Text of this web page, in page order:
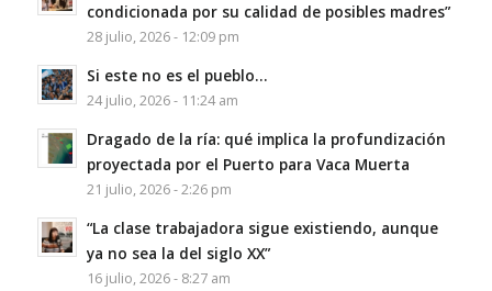
condicionada por su calidad de posibles madres”
28 julio, 2026 - 12:09 pm
Si este no es el pueblo…
24 julio, 2026 - 11:24 am
Dragado de la ría: qué implica la profundización
proyectada por el Puerto para Vaca Muerta
21 julio, 2026 - 2:26 pm
“La clase trabajadora sigue existiendo, aunque
ya no sea la del siglo XX”
16 julio, 2026 - 8:27 am